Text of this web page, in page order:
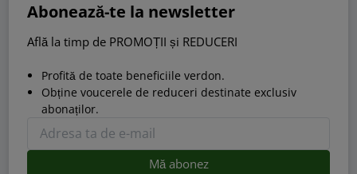
Abonează-te la newsletter
Află la timp de PROMOȚII și REDUCERI
Profită de toate beneficiile verdon.
Obține voucerele de reduceri destinate exclusiv
abonaților.